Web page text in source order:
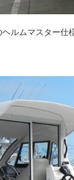
ルムマスター